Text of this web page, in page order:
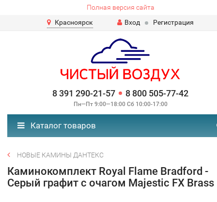
Полная версия сайта
Красноярск
Вход Регистрация
8 391 290-21-57 8 800 505-77-42
Пн—Пт 9:00—18:00 Сб 10:00-17:00
Каталог товаров
НОВЫЕ КАМИНЫ ДАНТЕКС
Каминокомплект Royal Flame Bradford -
Серый графит с очагом Majestic FX Brass